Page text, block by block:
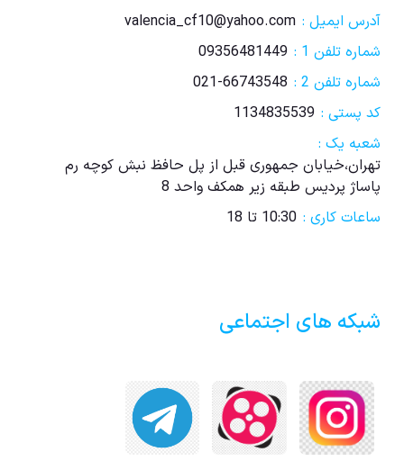
آدرس ایمیل : valencia_cf10@yahoo.com
شماره تلفن 1 :
09356481449
شماره تلفن 2 :
021-66743548
کد پستی : 1134835539
شعبه یک :
تهران،خیابان جمهوری قبل از پل حافظ نبش کوچه رم
پاساژ پردیس طبقه زیر همکف واحد 8
ساعات کاری : 10:30 تا 18
شبکه های اجتماعی